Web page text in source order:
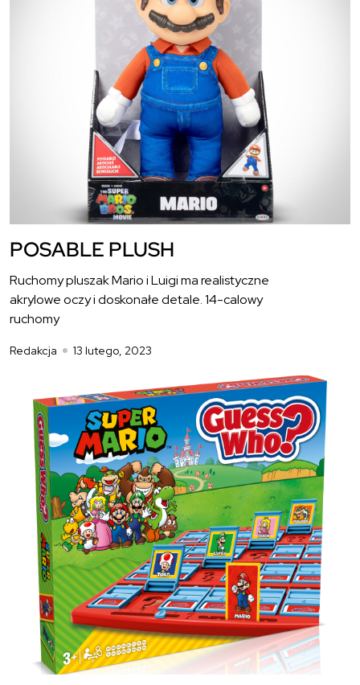
POSABLE PLUSH
Ruchomy pluszak Mario i Luigi ma realistyczne
akrylowe oczy i doskonałe detale. 14-calowy
ruchomy
Redakcja 13 lutego, 2023